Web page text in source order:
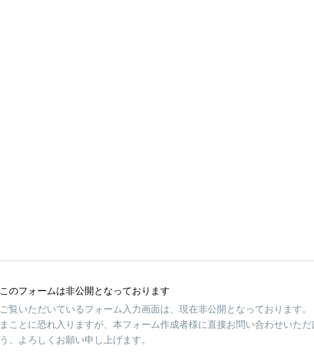
このフォームは非公開となっております
ご覧いただいているフォーム入力画面は、現在非公開となっております。
まことに恐れ入りますが、本フォーム作成者様に直接お問い合わせいた
う、よろしくお願い申し上げます。